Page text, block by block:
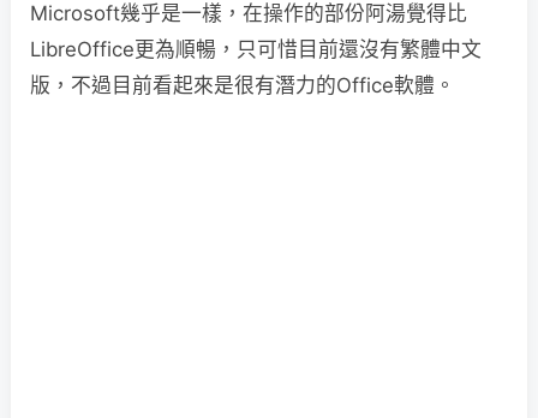
Microsoft幾乎是一樣，在操作的部份阿湯覺得比
LibreOffice更為順暢，只可惜目前還沒有繁體中文
版，不過目前看起來是很有潛力的Office軟體。